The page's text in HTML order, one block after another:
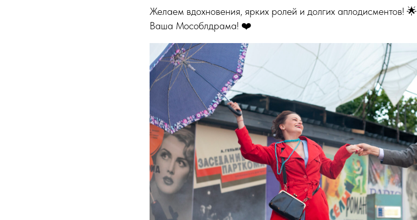
Желаем вдохновения, ярких ролей и долгих аплодисментов! 🌟
Ваша Мособлдрама! ❤️